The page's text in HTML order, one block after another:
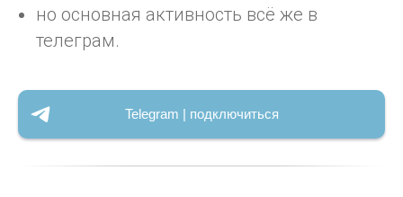
но основная активность всё же в
телеграм.
Telegram | подключиться